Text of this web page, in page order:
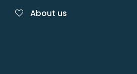
About us